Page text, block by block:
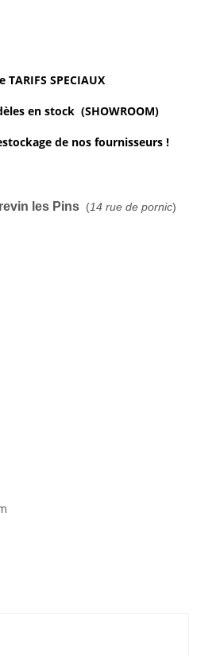
TARIFS SPECIAUX
en stock (SHOWROOM)
de nos fournisseurs !
les Pins (14 rue de pornic)